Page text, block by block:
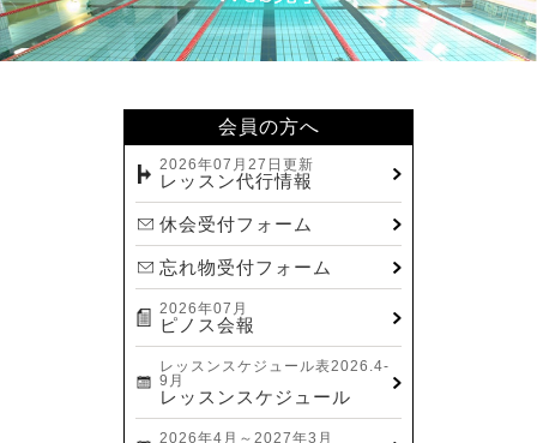
2024.04(20)
2024.03(16)
会員の方へ
2026年07月27日更新
レッスン代行情報
休会受付フォーム
忘れ物受付フォーム
2026年07月
ピノス会報
レッスンスケジュール表2026.4-
9月
レッスンスケジュール
2026年4月～2027年3月